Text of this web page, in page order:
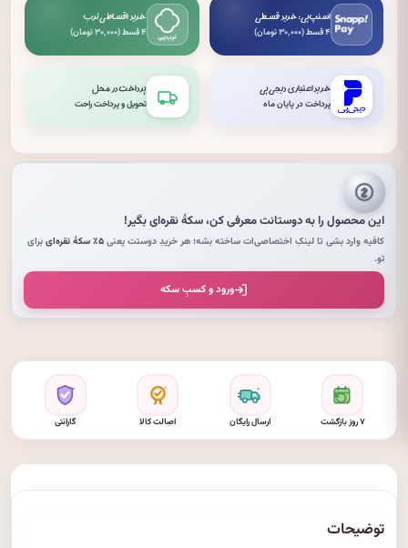
اسنپ‌پی: خرید قسطی
۴ قسط (۳۰٬۰۰۰ تومان)
خرید اقساطی ترب
۴ قسط (۳۰٬۰۰۰ تومان)
خرید اعتباری دیجی‌پی
پرداخت در پایان ماه
پرداخت در محل
تحویل و پرداخت راحت
این محصول را به دوستانت معرفی کن،سکهٔ نقره‌ایبگیر!
کافیه وارد بشی تا لینکِ اختصاصی‌ات ساخته بشه؛ هر خریدِ دوستت یعنی۵٪ سکهٔ نقره‌ای
برای
تو.
ورود و کسبِ سکه
۷ روز بازگشت ارسال رایگان اصالت کالا گارانتی
توضیحات